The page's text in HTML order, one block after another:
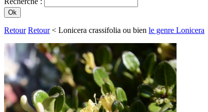
Retour Retour< Lonicera crassifolia ou bien le genre Lonicera